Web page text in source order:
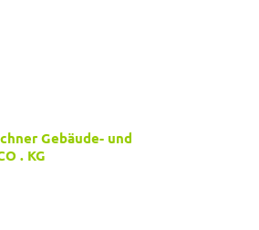
Gebäude- und
. KG